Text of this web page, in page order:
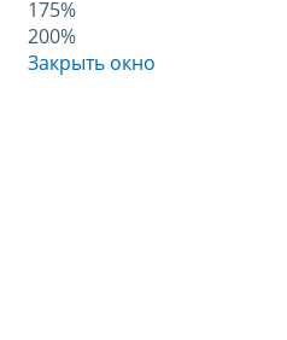
175%
200%
Закрыть окно